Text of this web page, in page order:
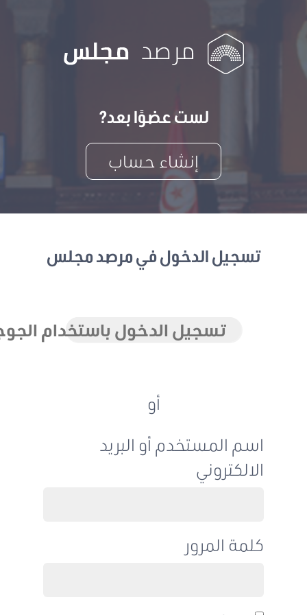
لست عضوًا بعد?
إنشاء حساب
تسجيل الدخول في مرصد مجلس
تسجيل الدخول باستخدام الجوجل
اسم المستخدم أو البريد
الالكتروني
كلمة المرور